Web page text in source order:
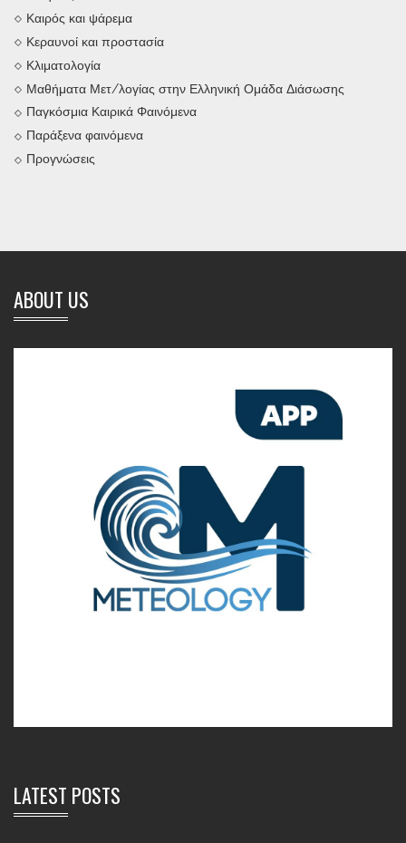
Καιρός και ψάρεμα
Κεραυνοί και προστασία
Κλιματολογία
Μαθήματα Μετ/λογίας στην Ελληνική Ομάδα Διάσωσης
Παγκόσμια Καιρικά Φαινόμενα
Παράξενα φαινόμενα
Προγνώσεις
ABOUT US
LATEST POSTS